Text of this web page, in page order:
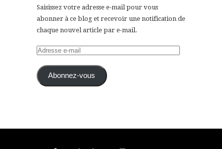
Saisissez votre adresse e-mail pour vous
abonner à ce blog et recevoir une notification de
chaque nouvel article par e-mail.
Adresse
mail Abonnez-vous